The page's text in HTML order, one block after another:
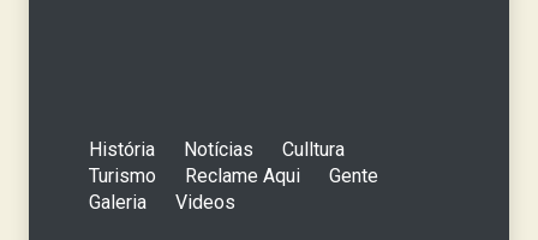
História Notícias
Culltura
Turismo
Reclame Aqui
Gente
Galeria
Videos